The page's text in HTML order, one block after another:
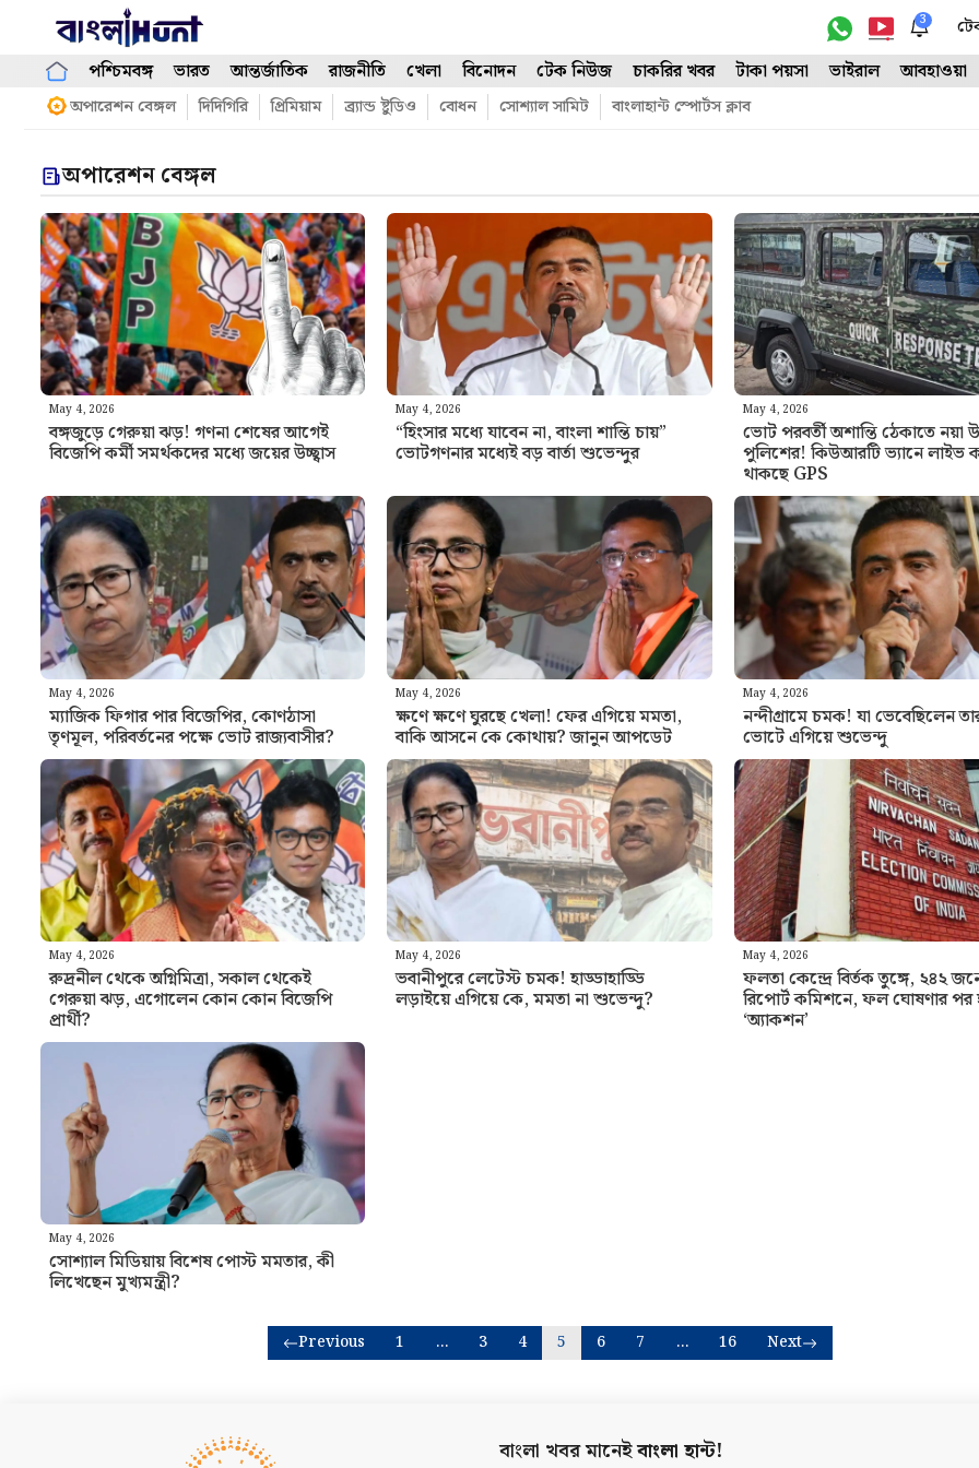
content
3
পশ্চিমবঙ্গ ভারত আন্তর্জাতিক রাজনীতি খেলা বিনোদন টেক নিউজ চাকরির খবর টাকা পয়সা ভাইরাল আবহাওয়া
অপারেশন বেঙ্গল দিদিগিরি প্রিমিয়াম ব্র্যান্ড ষ্টুডিও বোধন সোশ্যাল সামিট বাংলাহান্ট স্পোর্টস ক্লাব
অপারেশন বেঙ্গল
May 4, 2026
বঙ্গজুড়ে গেরুয়া ঝড়! গণনা শেষের আগেই
বিজেপি কর্মী সমর্থকদের মধ্যে জয়ের উচ্ছ্বাস
May 4, 2026
“হিংসার মধ্যে যাবেন না, বাংলা শান্তি চায়”
ভোটগণনার মধ্যেই বড় বার্তা শুভেন্দুর
May 4, 2026
ভোট পরবর্তী অশান্তি ঠেকাতে নয়া
পুলিশের! কিউআরটি ভ্যানে লাইভ
থাকছে GPS
May 4, 2026
ম্যাজিক ফিগার পার বিজেপির, কোণঠাসা
তৃণমূল, পরিবর্তনের পক্ষে ভোট রাজ্যবাসীর?
May 4, 2026
ক্ষণে ক্ষণে ঘুরছে খেলা! ফের এগিয়ে মমতা,
বাকি আসনে কে কোথায়? জানুন আপডেট
May 4, 2026
নন্দীগ্রামে চমক! যা ভেবেছিলেন
ভোটে এগিয়ে শুভেন্দু
May 4, 2026
রুদ্রনীল থেকে অগ্নিমিত্রা, সকাল থেকেই
গেরুয়া ঝড়, এগোলেন কোন কোন বিজেপি
প্রার্থী?
May 4, 2026
ভবানীপুরে লেটেস্ট চমক! হাড্ডাহাড্ডি
লড়াইয়ে এগিয়ে কে, মমতা না শুভেন্দু?
May 4, 2026
ফলতা কেন্দ্রে বির্তক তুঙ্গে, ২৪২
রিপোর্ট কমিশনে, ফল ঘোষণার পর
‘অ্যাকশন’
May 4, 2026
সোশ্যাল মিডিয়ায় বিশেষ পোস্ট মমতার, কী
লিখেছেন মুখ্যমন্ত্রী?
Previous 1 … 3 4 5 6 7 … 16 Next
বাংলা খবর মানেইবাংলা হান্ট!